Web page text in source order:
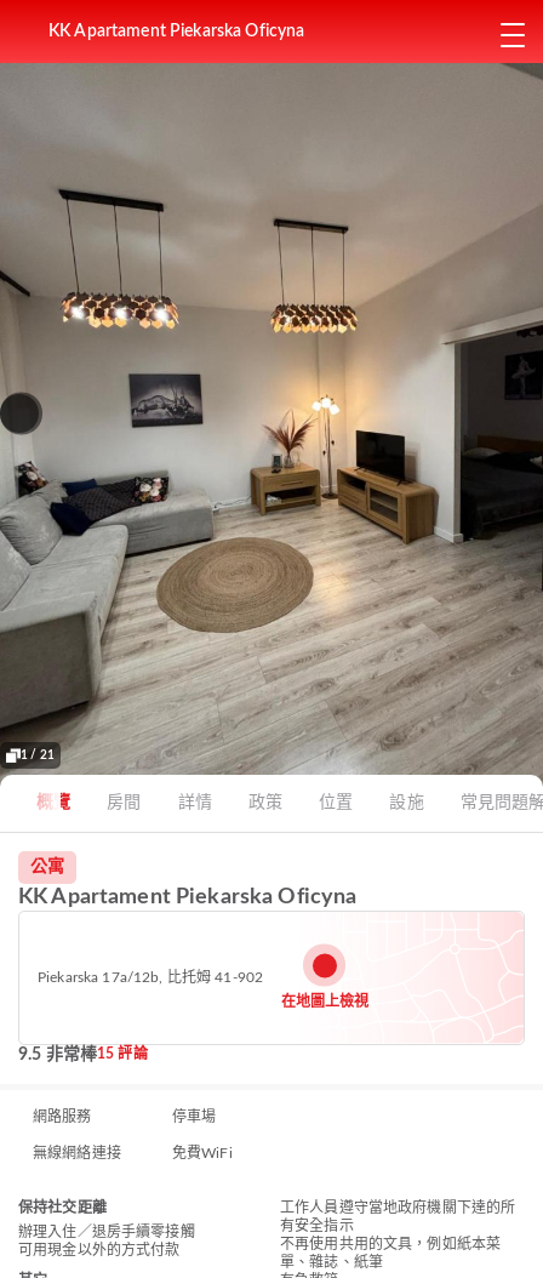
KK Apartament Piekarska Oficyna
1 / 21
概覽 房間 詳情 政策 位置 設施 常見問題
公寓
KK Apartament Piekarska Oficyna
Piekarska 17a/12b, 比托姆 41-902
在地圖上檢視
9.5 非常棒15 評論
網路服務 停車場
無線網絡連接 免費WiFi
保持社交距離
辦理入住／退房手續零接觸
可用現金以外的方式付款
工作人員遵守當地政府機關下達的所
有安全指示
不再使用共用的文具，例如紙本菜
單、雜誌、紙筆